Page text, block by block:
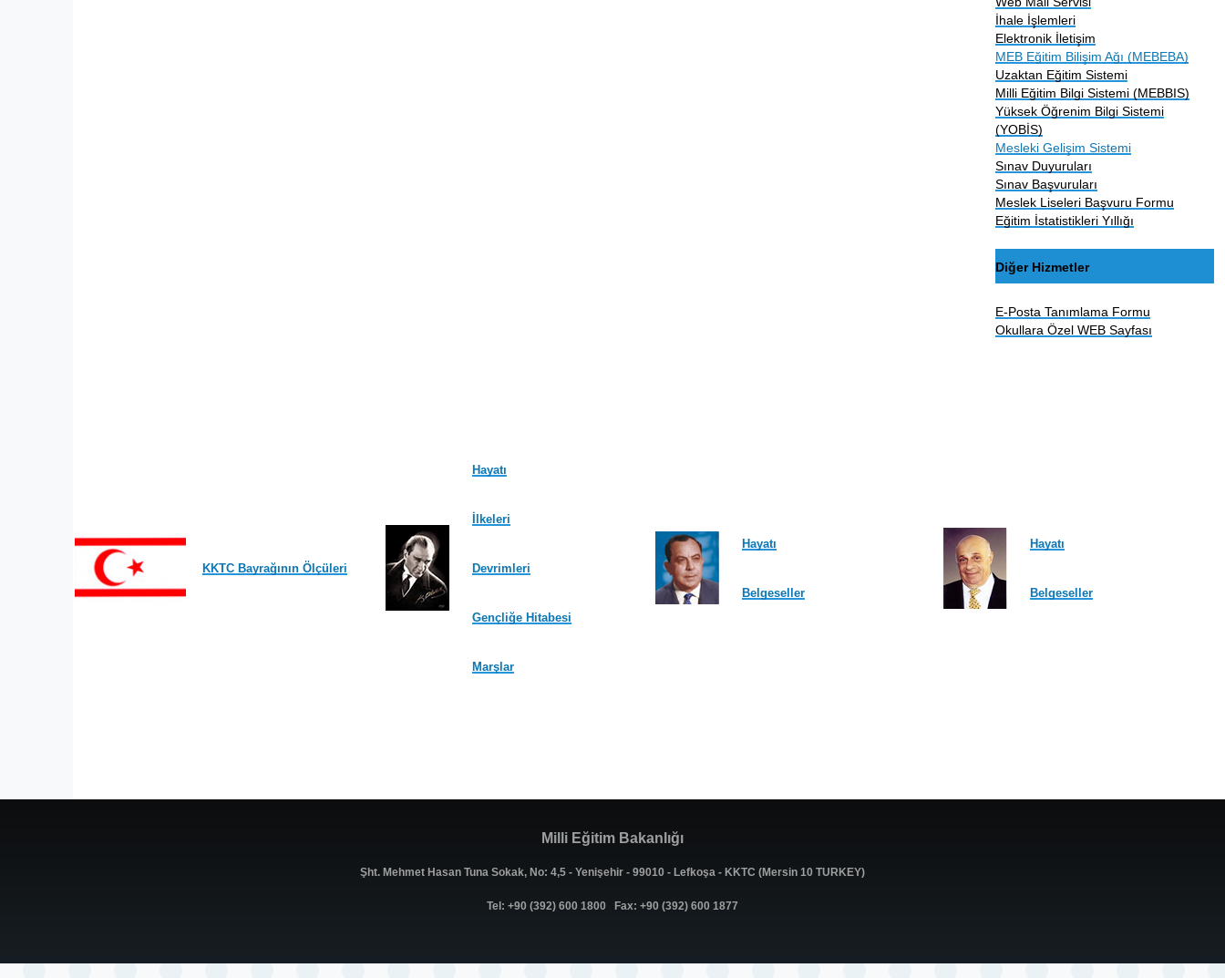
İhale İşlemleri
Elektronik İletişim
MEB Eğitim Bilişim Ağı (MEBEBA)
Uzaktan Eğitim Sistemi
Milli Eğitim Bilgi Sistemi (MEBBIS)
Yüksek Öğrenim Bilgi Sistemi
(YOBİS)
Mesleki Gelişim Sistemi
Sınav Duyuruları
Sınav Başvuruları
Meslek Liseleri Başvuru Formu
Eğitim İstatistikleri Yıllığı
Diğer Hizmetler
E-Posta Tanımlama Formu
Okullara Özel WEB Sayfası
KKTC Bayrağının Ölçüleri
Hayatı
İlkeleri
Devrimleri
Gençliğe Hitabesi
Marşlar
Hayatı
Belgeseller
Hayatı
Belgeseller
Milli Eğitim Bakanlığı
Şht. Mehmet Hasan Tuna Sokak, No: 4,5 - Yenişehir - 99010 - Lefkoşa - KKTC (Mersin 10 TURKEY)
Tel: +90 (392) 600 1800 Fax: +90 (392) 600 1877